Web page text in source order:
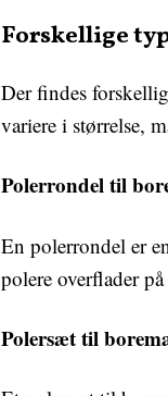
Forskellige
Der findes
variere i størrelse,
Polerrondel til
En polerrondel er
polere overflader
Polersæt til